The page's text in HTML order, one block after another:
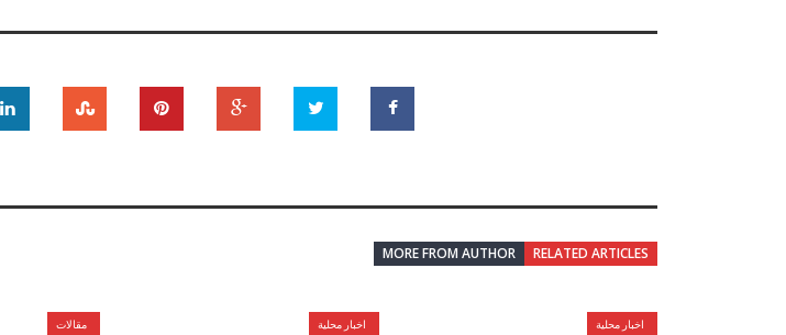
RELATED ARTICLES
MORE FROM AUTHOR
اخبار محلية اخبار محلية مقالات